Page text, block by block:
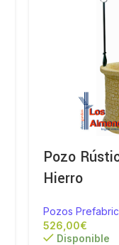
Pozo
Hierro
Pozos
€
Disponible